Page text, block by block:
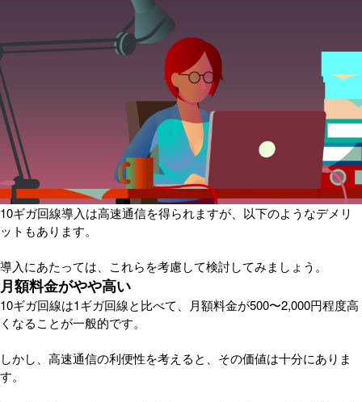
10ギガ回線導入は高速通信を得られますが、以下のようなデメリ
ットもあります。
導入にあたっては、これらを考慮して検討してみましょう。
月額料金がやや高い
10ギガ回線は1ギガ回線と比べて、月額料金が500〜2,000円程度高
くなることが一般的です。
しかし、高速通信の利便性を考えると、その価値は十分にありま
す。